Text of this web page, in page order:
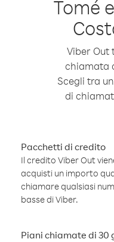
Tomé
Viber Out
chiamata
Scegli tra
di
Pacchetti di credito
Il credito Viber Out
acquisti un importo
chiamare qualsiasi
basse di Viber.
Piani chiamate di 30